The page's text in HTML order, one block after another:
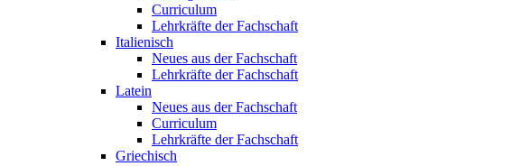
Curriculum
Lehrkräfte der Fachschaft
Italienisch
Neues aus der Fachschaft
Lehrkräfte der Fachschaft
Latein
Neues aus der Fachschaft
Curriculum
Lehrkräfte der Fachschaft
Griechisch